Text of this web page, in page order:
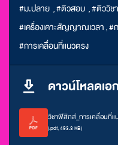
#ม.ปลาย ,#ติวสอบ ,#ติววิ
#เครื่องเคาะสัญญาณเวลา,#
#การเคลื่อนที่แนวตรง
ดาวน์โหลดเอ
วิชาฟิสิกส์_การเคลื่อนที่แ
(.pdf, 493.3 KB)